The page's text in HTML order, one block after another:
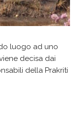
luogo ad uno
decisa dai
della Prakriti